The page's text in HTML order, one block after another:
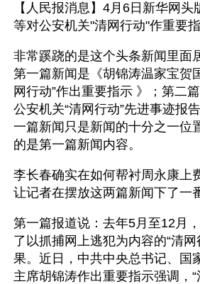
【人民报消息】4月6日新华网
等对公安机关"清网行动"作重要指
非常蹊跷的是这个头条新闻里面
第一篇新闻是《胡锦涛温家宝贺
网行动”作出重要指示 》；第二
公安机关“清网行动”先进事迹报
一篇新闻只是新闻的十分之一位
的是第一篇新闻内容。
李长春确实在如何帮衬周永康上
让记者在摆放这两篇新闻下了一
第一篇报道说：去年5月至12月
了以抓捕网上逃犯为内容的“清
果。近日，中共中央总书记、国
主席胡锦涛作出重要指示强调，“